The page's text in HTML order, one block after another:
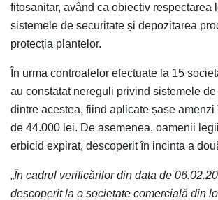
fitosanitar, având ca obiectiv respectarea
sistemele de securitate și depozitarea
protecția plantelor.
În urma controalelor efectuate la 15
au constatat nereguli privind sistemele
dintre acestea, fiind aplicate șase amenzi
de 44.000 lei. De asemenea, oamenii
erbicid expirat, descoperit în incinta a
„În cadrul verificărilor din data de
descoperit la o societate comercială din